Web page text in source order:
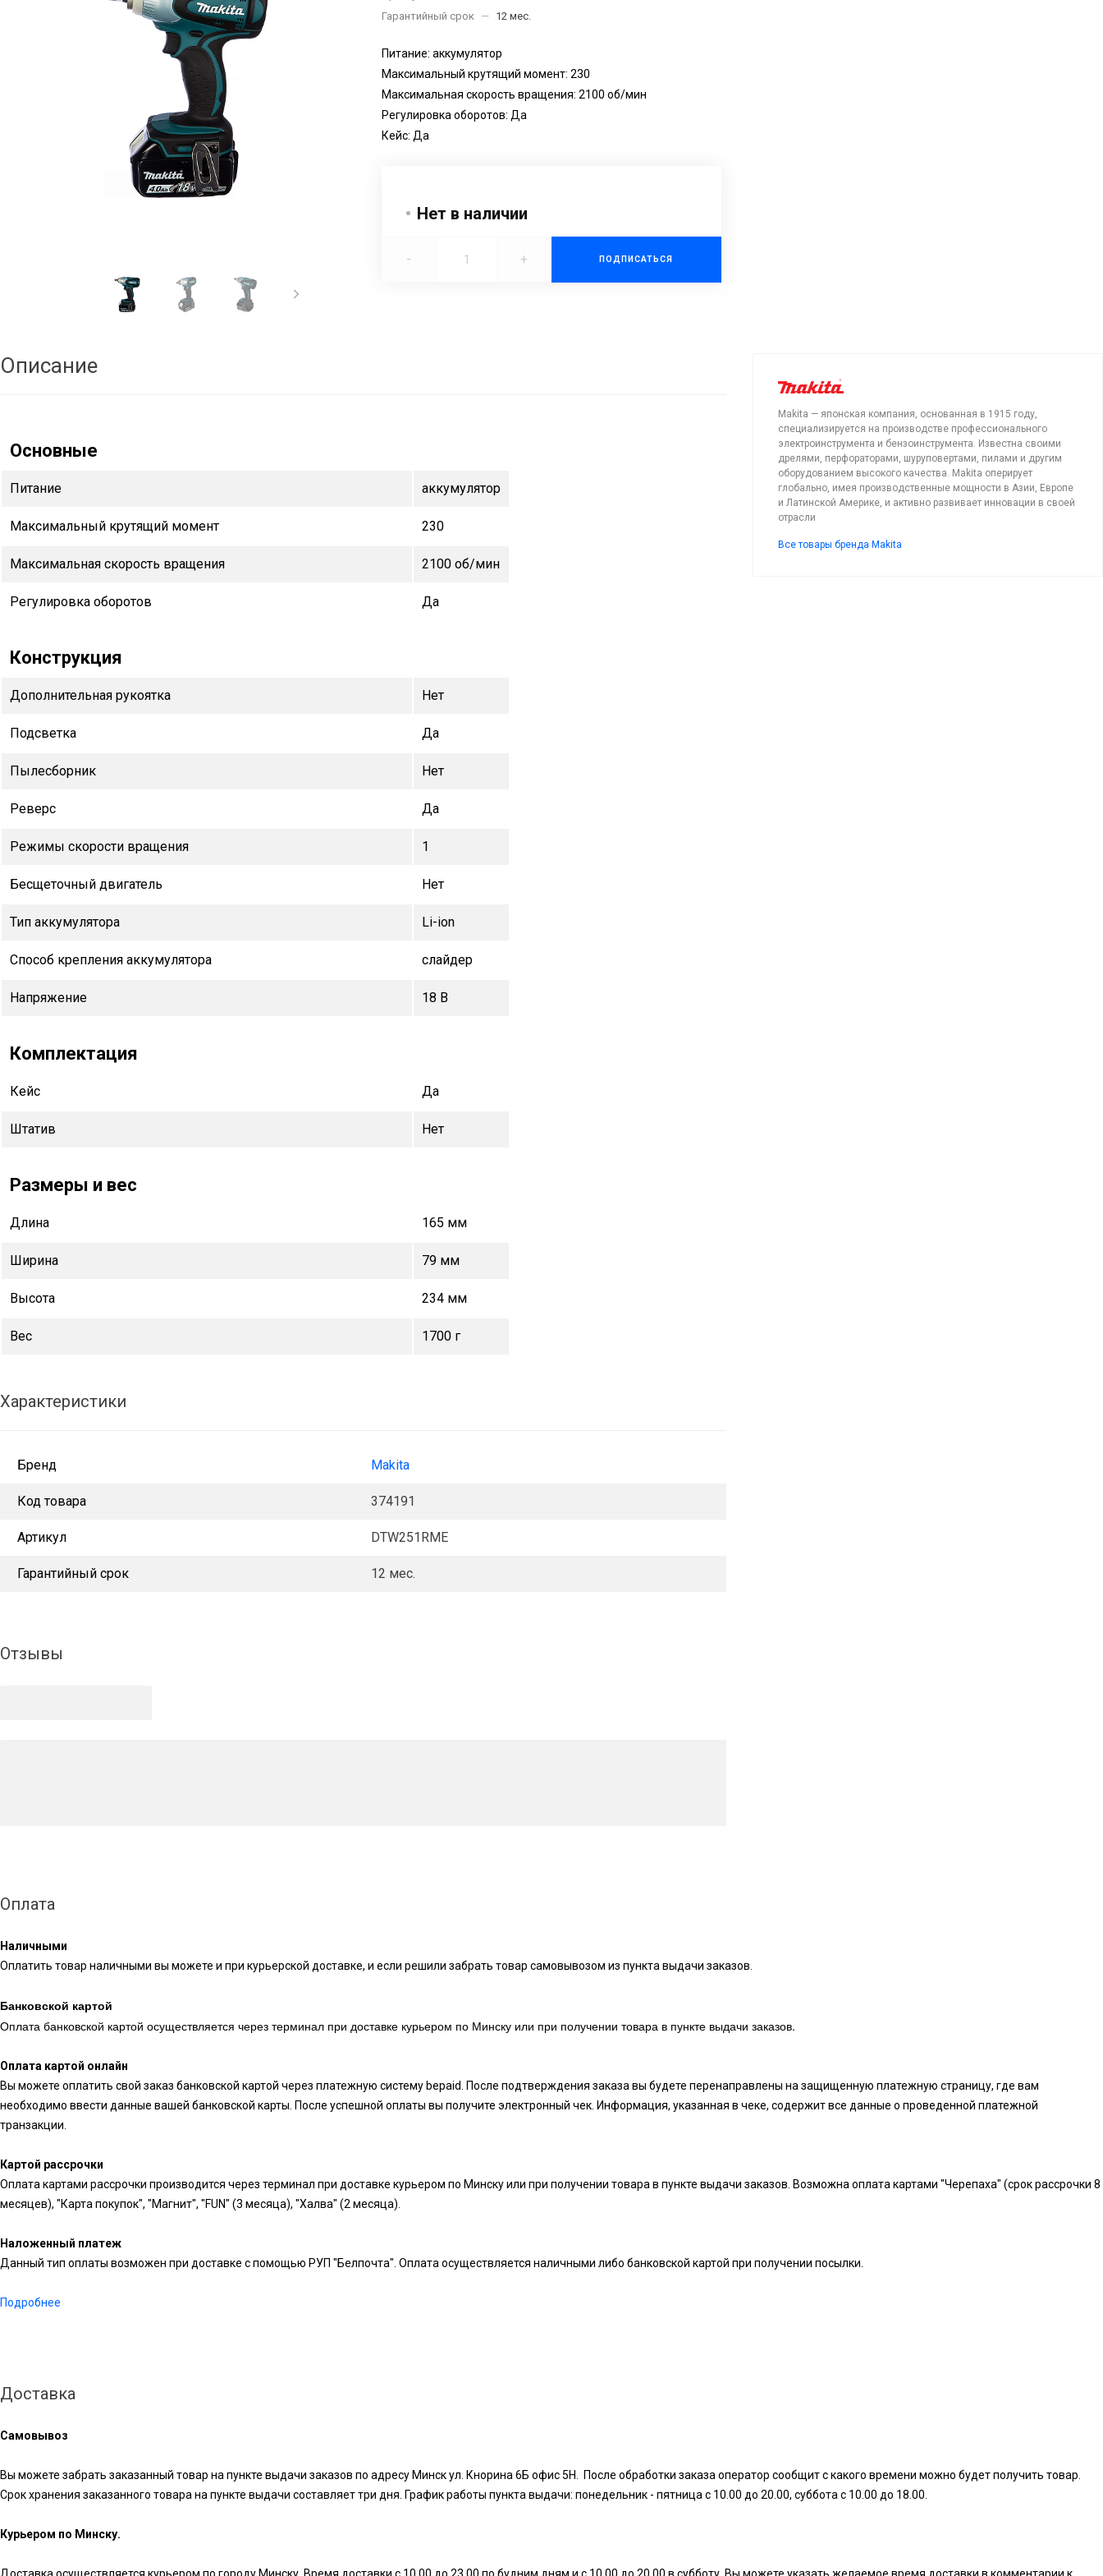
Гарантийный срок
— 12 мес.
Питание: аккумулятор
Максимальный крутящий момент: 230
Максимальная скорость вращения: 2100 об/мин
Регулировка оборотов: Да
Кейс: Да
Нет в наличии
- + ПОДПИСАТЬСЯ
Описание
Основные
Питание аккумулятор
Максимальный крутящий момент 230
Максимальная скорость вращения 2100 об/мин
Регулировка оборотов Да
Конструкция
Дополнительная рукоятка Нет
Подсветка Да
Пылесборник Нет
Реверс Да
Режимы скорости вращения 1
Бесщеточный двигатель Нет
Тип аккумулятора Li-ion
Способ крепления аккумулятора слайдер
Напряжение 18 В
Комплектация
Кейс Да
Штатив Нет
Размеры и вес
Длина 165 мм
Ширина 79 мм
Высота 234 мм
Вес 1700 г
Характеристики
Бренд Makita
Код товара 374191
Артикул DTW251RME
Гарантийный срок 12 мес.
Отзывы
Makita — японская компания, основанная в 1915 году,
специализируется на производстве профессионального
электроинструмента и бензоинструмента. Известна своими
дрелями, перфораторами, шуруповертами, пилами и другим
оборудованием высокого качества. Makita оперирует
глобально, имея производственные мощности в Азии, Европе
и Латинской Америке, и активно развивает инновации в своей
отрасли
Все товары бренда Makita
Оплата
Наличными
Оплатить товар наличными вы можете и при курьерской доставке, и если решили забрать товар самовывозом из пункта выдачи заказов.
Банковской картой
Оплата банковской картой осуществляется через терминал при доставке курьером по Минску или при получении товара в пункте выдачи заказов.
Оплата картой онлайн
Вы можете оплатить свой заказ банковской картой через платежную систему bepaid. После подтверждения заказа вы будете перенаправлены на защищенную платежную страницу, где вам
необходимо ввести данные вашей банковской карты. После успешной оплаты вы получите электронный чек. Информация, указанная в чеке, содержит все данные о проведенной платежной
транзакции.
Картой рассрочки
Оплата картами рассрочки производится через терминал при доставке курьером по Минску или при получении товара в пункте выдачи заказов. Возможна оплата картами "Черепаха" (срок рассрочки 8
месяцев), "Карта покупок", "Магнит", "FUN" (3 месяца), "Халва" (2 месяца).
Наложенный платеж
Данный тип оплаты возможен при доставке с помощью РУП "Белпочта". Оплата осуществляется наличными либо банковской картой при получении посылки.
Подробнее
Доставка
Самовывоз
Вы можете забрать заказанный товар на пункте выдачи заказов по адресу Минск ул. Кнорина 6Б офис 5Н. После обработки заказа оператор сообщит с какого времени можно будет получить товар.
Срок хранения заказанного товара на пункте выдачи составляет три дня. График работы пункта выдачи: понедельник - пятница с 10.00 до 20.00, суббота с 10.00 до 18.00.
Курьером по Минску.